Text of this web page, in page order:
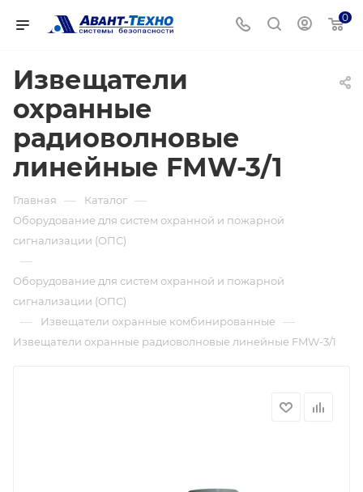
0
Извещатели
охранные
радиоволновые
линейные FMW-3/1
Главная — Каталог —
Оборудование для систем охранной и пожарной
сигнализации (ОПС)
—
Оборудование для систем охранной и пожарной
сигнализации (ОПС)
— Извещатели охранные комбинированные —
Извещатели охранные радиоволновые линейные FMW-3/1